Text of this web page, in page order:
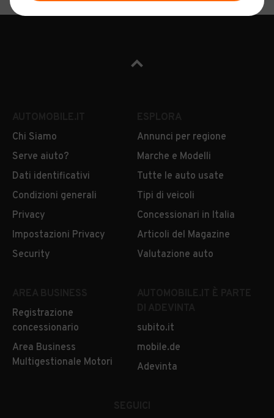
Chi Siamo
Serve aiuto?
Dati identificativi
Condizioni generali
Privacy
Impostazioni Privacy
Security
Annunci per regione
Marche e Modelli
Tutte le auto usate
Tipi di veicoli
Concessionari in Italia
Articoli del Magazine
Valutazione auto
Registrazione
concessionario
Area Business
Multigestionale Motori
subito.it
mobile.de
Adevinta